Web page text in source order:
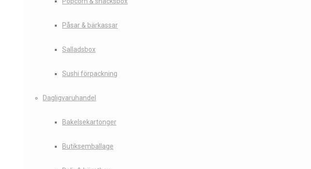
Påsar & bärkassar
Salladsbox
Sushi förpackning
Dagligvaruhandel
Bakelsekartonger
Butiksemballage